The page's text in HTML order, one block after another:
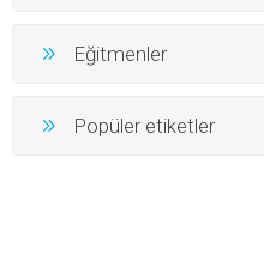
Eğitmenler
Popüler etiketler